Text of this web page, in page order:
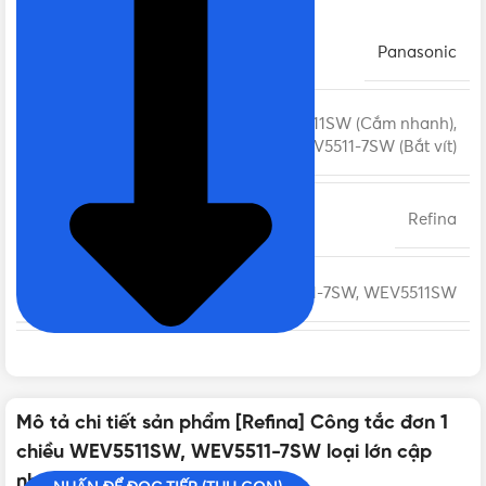
Panasonic
WEV5511SW (Cắm nhanh),
WEV5511-7SW (Bắt vít)
DÒNG CÔNG TẮC - Ổ CẮM Refina
MÃ SẢN PHẨM WEV5511-7SW, WEV5511SW
MÀU SẮC Màu trắng
Mô tả chi tiết sản phẩm [Refina] Công tắc đơn 1
chiều WEV5511SW, WEV5511-7SW loại lớn cập